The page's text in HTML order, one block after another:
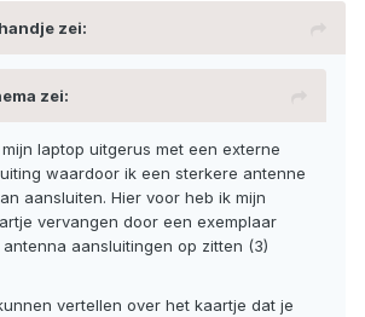
zei:
zei:
laptop uitgerus met een externe
waardoor ik een sterkere antenne
aansluiten. Hier voor heb ik mijn
vervangen door een exemplaar
aansluitingen op zitten (3)
vertellen over het kaartje dat je